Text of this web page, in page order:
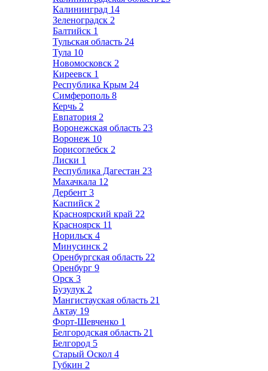
Калининград 14
Зеленоградск 2
Балтийск 1
Тульская область 24
Тула 10
Новомосковск 2
Киреевск 1
Республика Крым 24
Симферополь 8
Керчь 2
Евпатория 2
Воронежская область 23
Воронеж 10
Борисоглебск 2
Лиски 1
Республика Дагестан 23
Махачкала 12
Дербент 3
Каспийск 2
Красноярский край 22
Красноярск 11
Норильск 4
Минусинск 2
Оренбургская область 22
Оренбург 9
Орск 3
Бузулук 2
Мангистауская область 21
Актау 19
Форт-Шевченко 1
Белгородская область 21
Белгород 5
Старый Оскол 4
Губкин 2